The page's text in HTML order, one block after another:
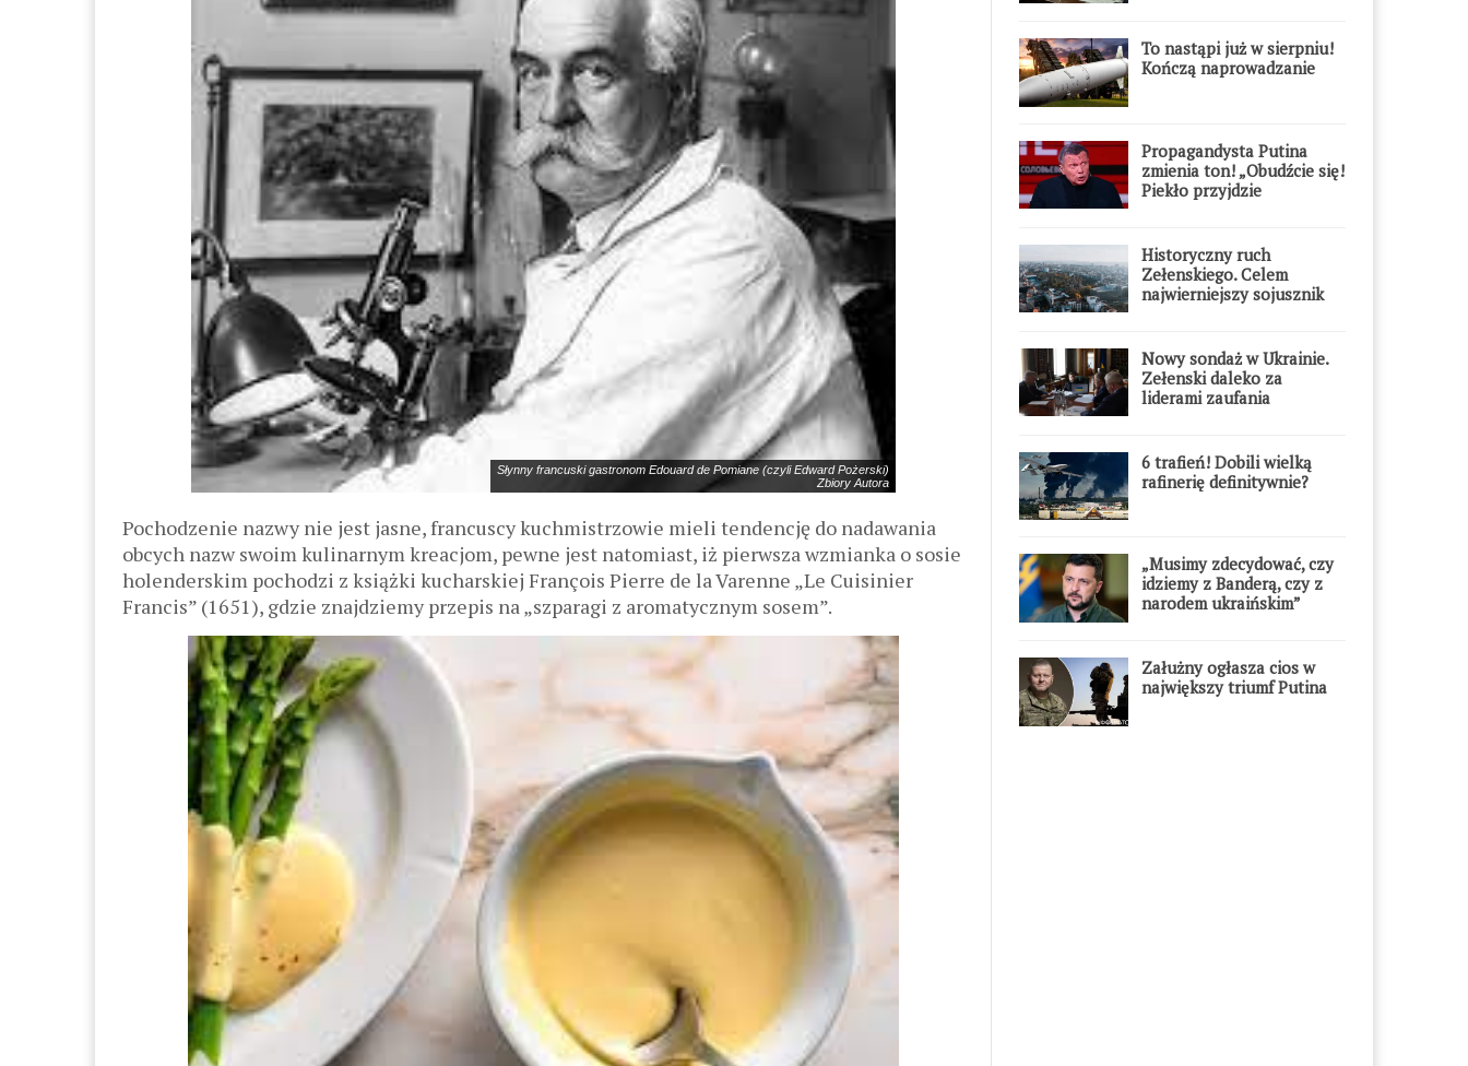
Słynny francuski gastronom Edouard de Pomiane (czyli Edward Pożerski)
Zbiory Autora
Pochodzenie nazwy nie jest jasne, francuscy kuchmistrzowie mieli tendencję do nadawania
obcych nazw swoim kulinarnym kreacjom, pewne jest natomiast, iż pierwsza wzmianka o sosie
holenderskim pochodzi z książki kucharskiej François Pierre de la Varenne „Le Cuisinier
Francis” (1651), gdzie znajdziemy przepis na „szparagi z aromatycznym sosem”.
To nastąpi już w sierpniu!
Kończą naprowadzanie
Propagandysta Putina
zmienia ton! „Obudźcie się!
Piekło przyjdzie
Historyczny ruch
Zełenskiego. Celem
najwierniejszy sojusznik
Nowy sondaż w Ukrainie.
Zełenski daleko za
liderami zaufania
6 trafień! Dobili wielką
rafinerię definitywnie?
„Musimy zdecydować, czy
idziemy z Banderą, czy z
narodem ukraińskim”
Załużny ogłasza cios w
największy triumf Putina